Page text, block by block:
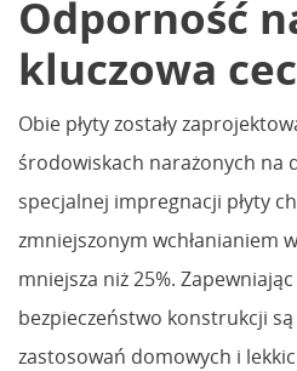
Odporność
kluczowa
Obie płyty zostały
środowiskach narażonych na
specjalnej impregnacji płyty
zmniejszonym wchłanianiem
mniejsza niż 25%.
bezpieczeństwo konstrukcji
zastosowań domowych i